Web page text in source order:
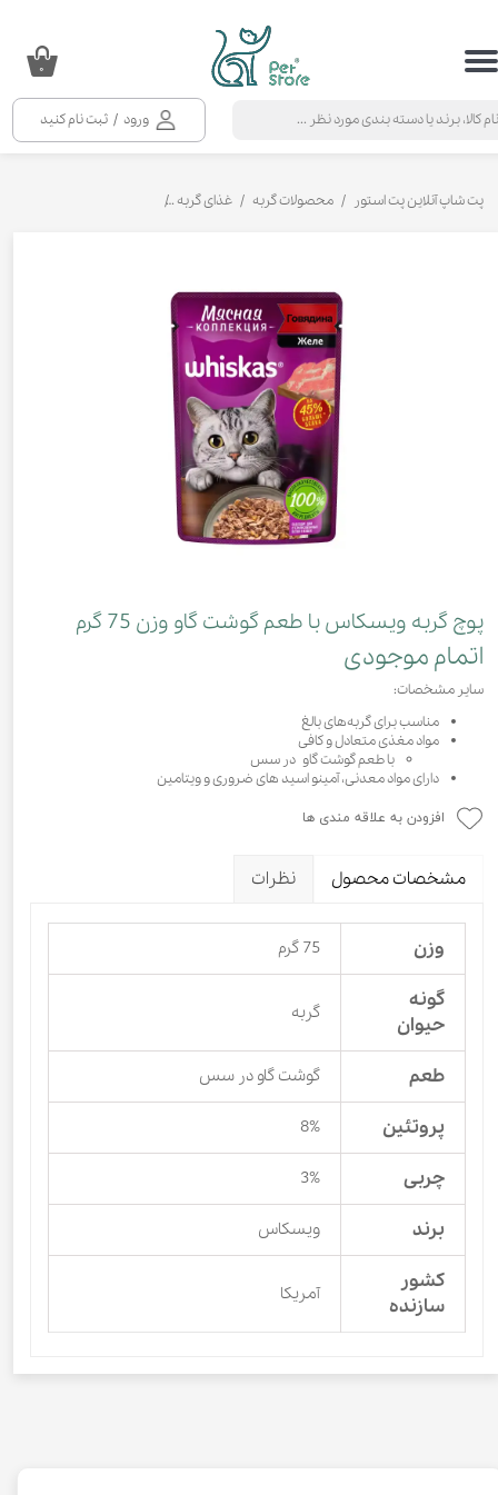
ورود / ثبت نام کنید
حساب کاربری من
خروج از حساب کاربری
۰
پت شاپ آنلاین پت استور محصولات گربه غذای گربه
پوچ گربه ویسکاس با طعم گوشت گاو وزن 75 گرم
اتمام موجودی
سایر مشخصات:
مناسب برای گربه‌های بالغ
مواد مغذی متعادل و کافی
با طعم گوشت گاو در سس
دارای مواد معدنی، آمینو اسید های ضروری و ویتامین
افزودن به علاقه مندی ها
مشخصات محصول نظرات
وزن 75 گرم
گونه
حیوان
گربه
طعم گوشت گاو در سس
پروتئین 8%
چربی 3%
برند ویسکاس
کشور
سازنده
آمریکا